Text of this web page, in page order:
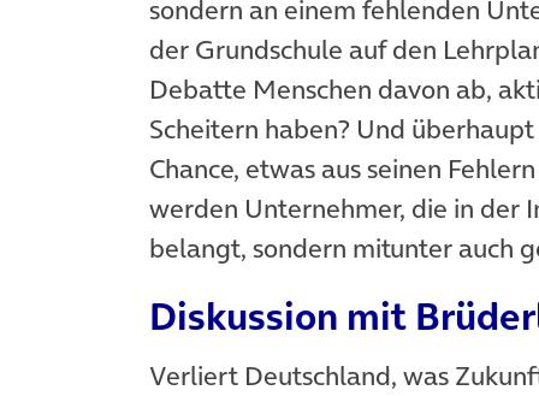
sondern an einem fehlenden
der Grundschule auf den
Debatte Menschen davon ab,
Scheitern haben? Und
Chance, etwas aus seinen
werden Unternehmer, die in der
belangt, sondern mitunter auch
Diskussion mit
Verliert Deutschland, was